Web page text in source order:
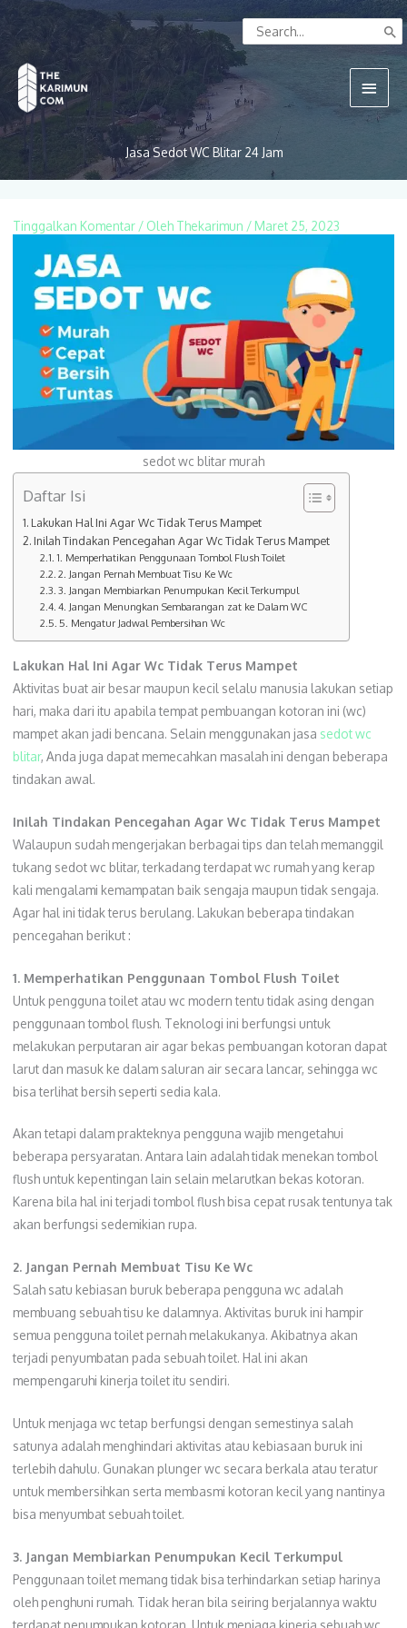
ke
Search
for:
Menu
Jasa Sedot WC Blitar 24 Jam
Tinggalkan Komentar / Oleh Thekarimun / Maret 25, 2023
sedot wc blitar murah
Daftar Isi
Lakukan Hal Ini Agar Wc Tidak Terus Mampet
Inilah Tindakan Pencegahan Agar Wc Tidak Terus Mampet
1. Memperhatikan Penggunaan Tombol Flush Toilet
2. Jangan Pernah Membuat Tisu Ke Wc
3. Jangan Membiarkan Penumpukan Kecil Terkumpul
4. Jangan Menungkan Sembarangan zat ke Dalam WC
5. Mengatur Jadwal Pembersihan Wc
Lakukan Hal Ini Agar Wc Tidak Terus Mampet
Aktivitas buat air besar maupun kecil selalu manusia lakukan setiap
hari, maka dari itu apabila tempat pembuangan kotoran ini (wc)
mampet akan jadi bencana. Selain menggunakan jasa sedot wc
blitar, Anda juga dapat memecahkan masalah ini dengan beberapa
tindakan awal.
Inilah Tindakan Pencegahan Agar Wc Tidak Terus Mampet
Walaupun sudah mengerjakan berbagai tips dan telah memanggil
tukang sedot wc blitar, terkadang terdapat wc rumah yang kerap
kali mengalami kemampatan baik sengaja maupun tidak sengaja.
Agar hal ini tidak terus berulang. Lakukan beberapa tindakan
pencegahan berikut :
1. Memperhatikan Penggunaan Tombol Flush Toilet
Untuk pengguna toilet atau wc modern tentu tidak asing dengan
penggunaan tombol flush. Teknologi ini berfungsi untuk
melakukan perputaran air agar bekas pembuangan kotoran dapat
larut dan masuk ke dalam saluran air secara lancar, sehingga wc
bisa terlihat bersih seperti sedia kala.
Akan tetapi dalam prakteknya pengguna wajib mengetahui
beberapa persyaratan. Antara lain adalah tidak menekan tombol
flush untuk kepentingan lain selain melarutkan bekas kotoran.
Karena bila hal ini terjadi tombol flush bisa cepat rusak tentunya tak
akan berfungsi sedemikian rupa.
2. Jangan Pernah Membuat Tisu Ke Wc
Salah satu kebiasan buruk beberapa pengguna wc adalah
membuang sebuah tisu ke dalamnya. Aktivitas buruk ini hampir
semua pengguna toilet pernah melakukanya. Akibatnya akan
terjadi penyumbatan pada sebuah toilet. Hal ini akan
mempengaruhi kinerja toilet itu sendiri.
Untuk menjaga wc tetap berfungsi dengan semestinya salah
satunya adalah menghindari aktivitas atau kebiasaan buruk ini
terlebih dahulu. Gunakan plunger wc secara berkala atau teratur
untuk membersihkan serta membasmi kotoran kecil yang nantinya
bisa menyumbat sebuah toilet.
3. Jangan Membiarkan Penumpukan Kecil Terkumpul
Penggunaan toilet memang tidak bisa terhindarkan setiap harinya
oleh penghuni rumah. Tidak heran bila seiring berjalannya waktu
terdapat penumpukan kotoran. Untuk menjaga kinerja sebuah wc,